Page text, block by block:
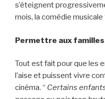
s’éteignent
mois, la comédie musicale
Permettre aux familles
Tout est fait pour que les
l’aise et puissent vivre
cinéma. “ Certains